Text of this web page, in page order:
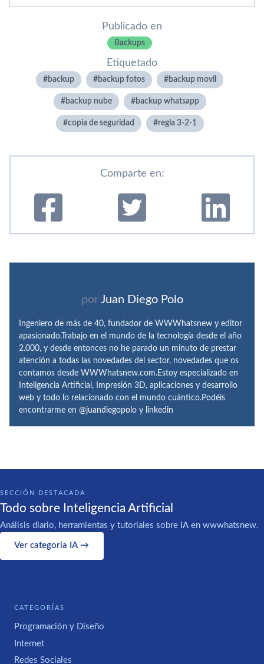
Publicado en
Backups
Etiquetado
backup backup fotos backup movil
backup nube backup whatsapp
copia de seguridad regla 3-2-1
Comparte en:
por Juan Diego Polo
Ingeniero de más de 40, fundador de WWWhatsnew y editor
apasionado.Trabajo en el mundo de la tecnología desde el año
2.000, y desde entonces no he parado un minuto de prestar
atención a todas las novedades del sector, novedades que os
contamos desde WWWhatsnew.com.Estoy especializado en
Inteligencia Artificial, Impresión 3D, aplicaciones y desarrollo
web y todo lo relacionado con el mundo cuántico.Podéis
encontrarme en @juandiegopolo y linkedin
SECCIÓN DESTACADA
Todo sobre Inteligencia Artificial
Análisis diario, herramientas y tutoriales sobre IA en wwwhatsnew.
Ver categoría IA →
CATEGORÍAS
Programación y Diseño
Internet
Redes Sociales